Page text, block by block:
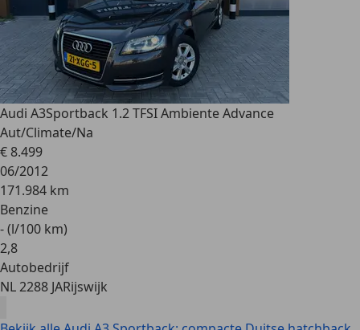
Audi A3Sportback 1.2 TFSI Ambiente Advance
Aut/Climate/Na
€ 8.499
06/2012
171.984 km
Benzine
- (l/100 km)
2,8
Autobedrijf
NL 2288 JARijswijk